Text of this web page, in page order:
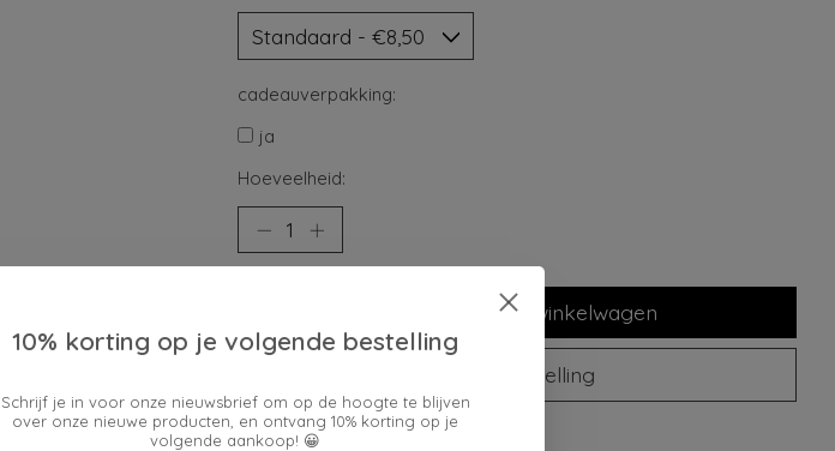
cadeauverpakking:
ja
Hoeveelheid:
Toevoegen aan winkelwagen
Plaats bestelling
Toevoegen om te vergelijken
10% korting op je volgende bestelling
Schrijf je in voor onze nieuwsbrief om op de hoogte te blijven
over onze nieuwe producten, en ontvang 10% korting op je
volgende aankoop! 😀